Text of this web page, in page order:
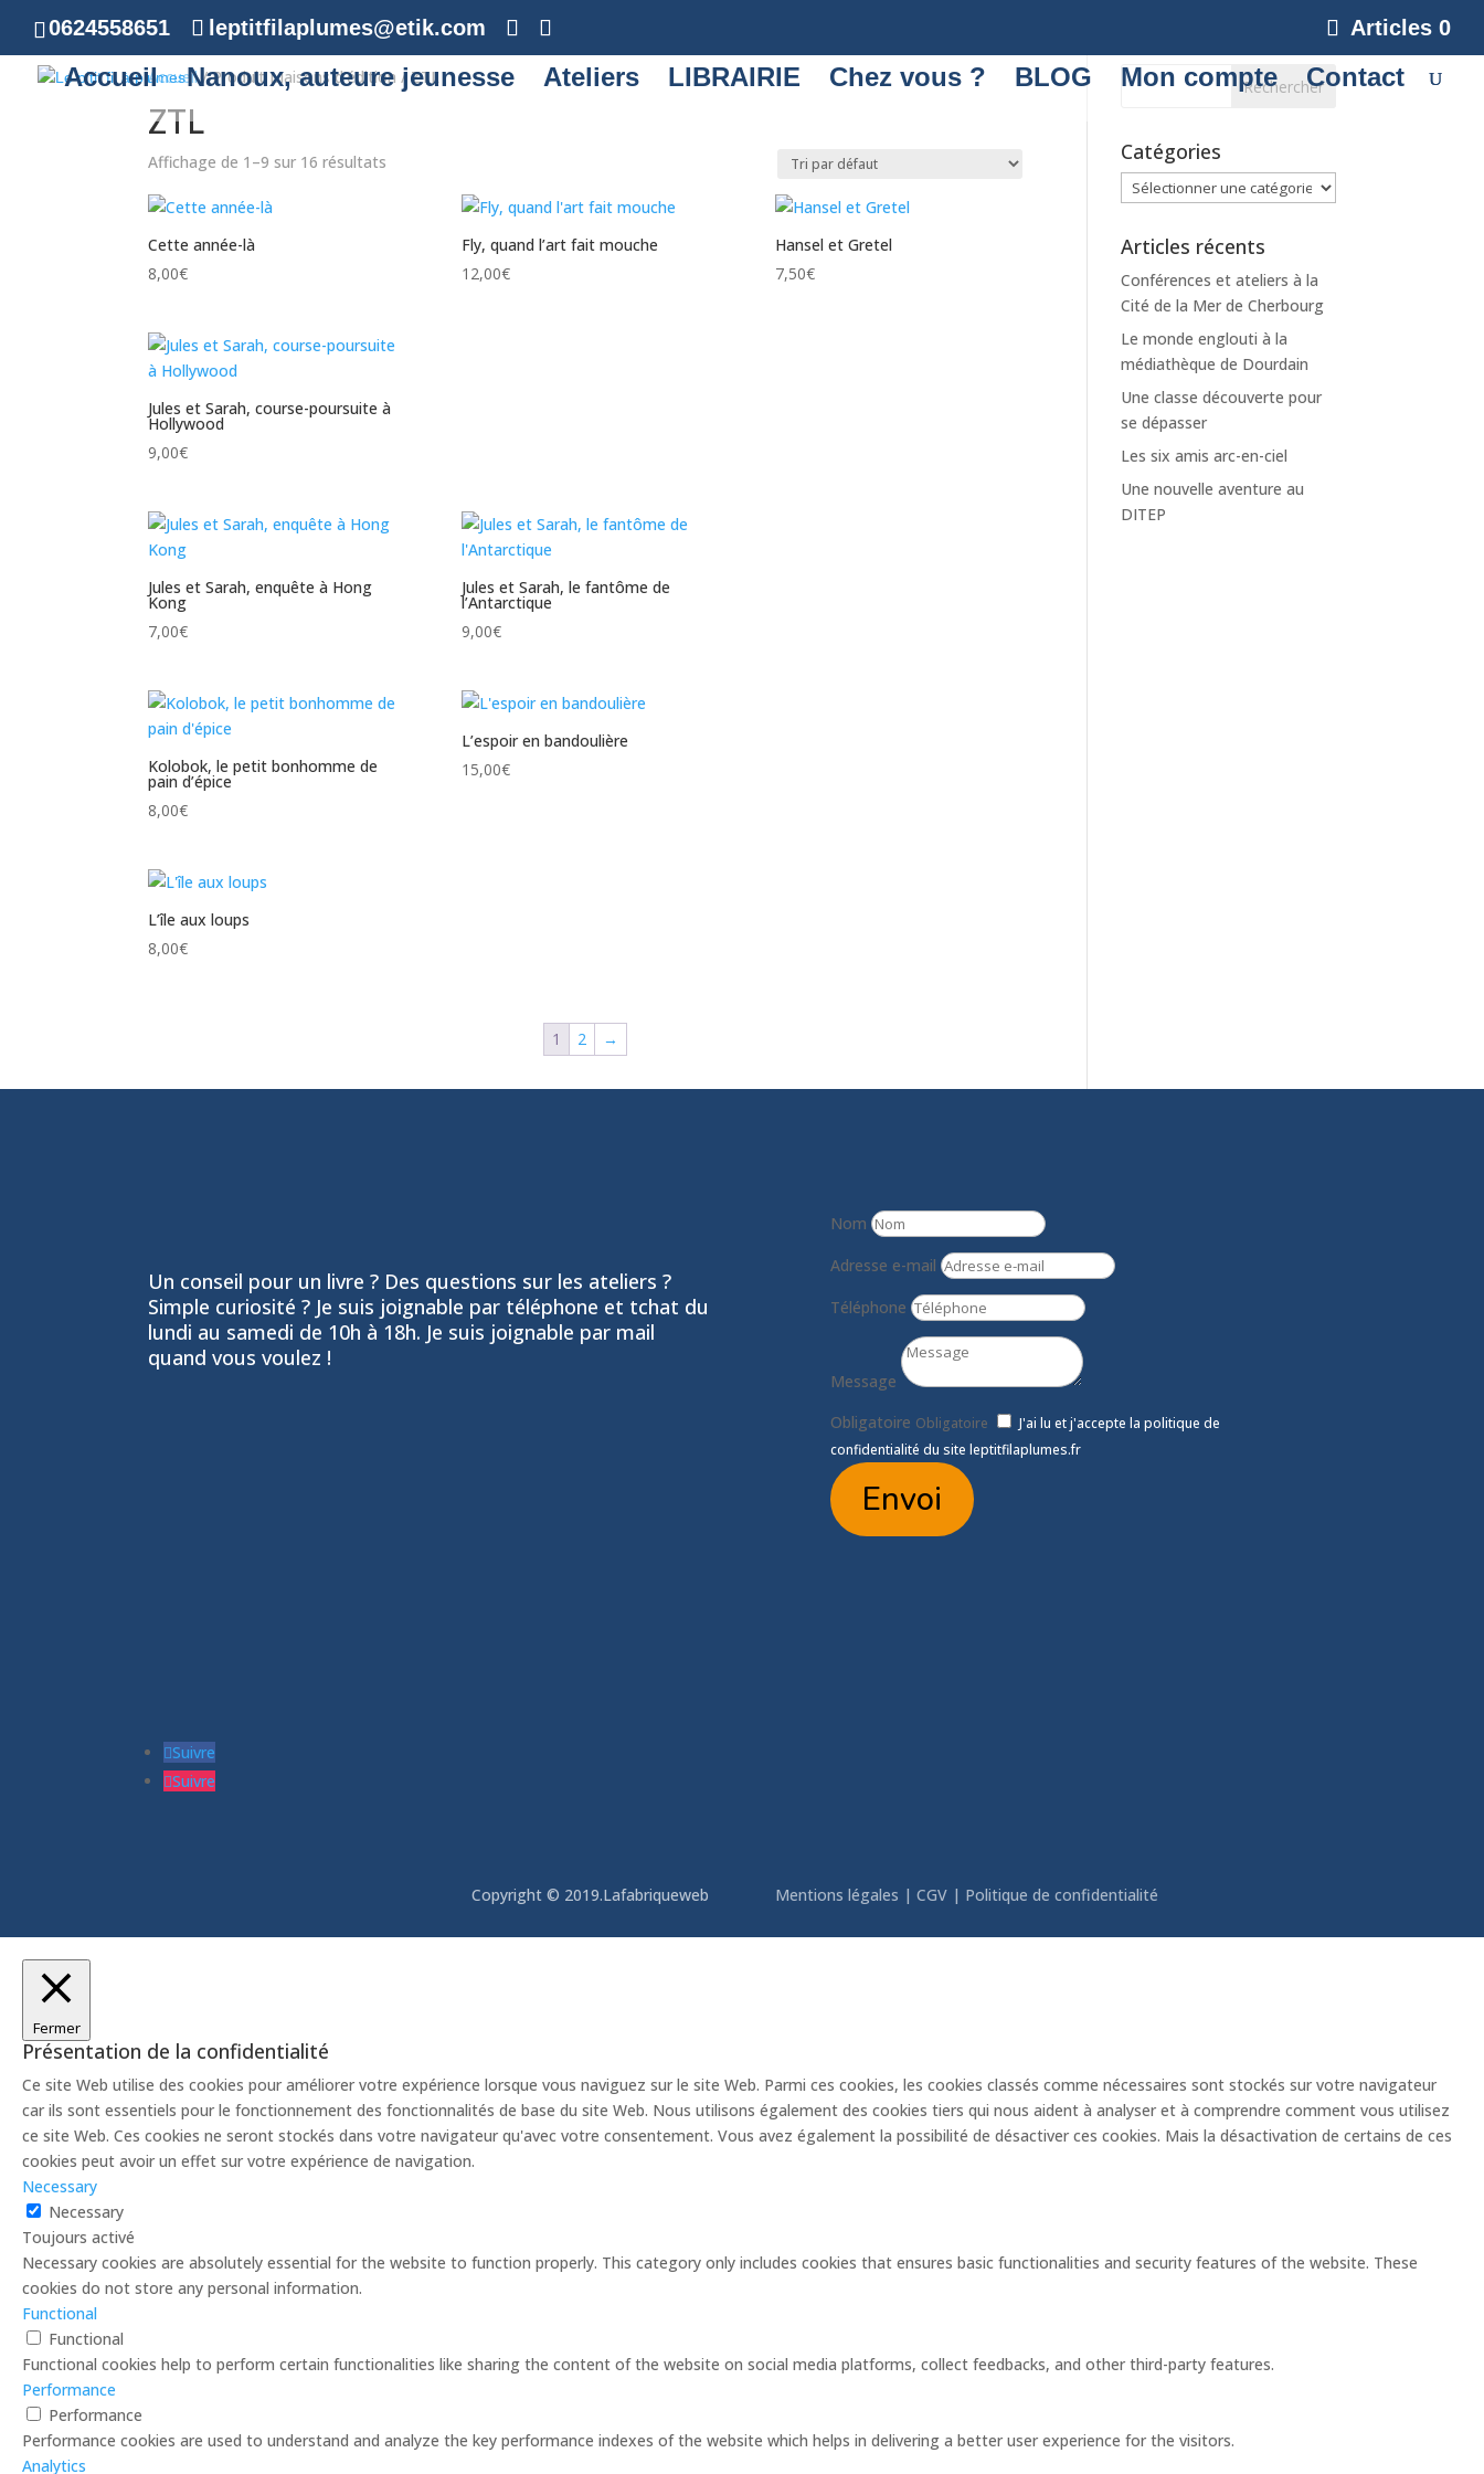
0624558651 leptitfilaplumes@etik.com Articles 0
Accueil Nanoux, auteure jeunesse Ateliers LIBRAIRIE Chez vous ? BLOG Mon compte Contact
Accueil/ Produit Maisons d'édition / ZTL
ZTL
Affichage de 1–9 sur 16 résultats
Cette année-là
8,00€
Fly, quand l’art fait mouche
12,00€
Hansel et Gretel
7,50€
Jules et Sarah, course-poursuite à
Hollywood
9,00€
Jules et Sarah, enquête à Hong
Kong
7,00€
Jules et Sarah, le fantôme de
l’Antarctique
9,00€
Kolobok, le petit bonhomme de
pain d’épice
8,00€
L’espoir en bandoulière
15,00€
L’île aux loups
8,00€
1 2 →
Catégories
Catégories
Articles récents
Conférences et ateliers à la
Cité de la Mer de Cherbourg
Le monde englouti à la
médiathèque de Dourdain
Une classe découverte pour
se dépasser
Les six amis arc-en-ciel
Une nouvelle aventure au
DITEP
Un conseil pour un livre ? Des questions sur les ateliers ?
Simple curiosité ? Je suis joignable par téléphone et tchat du
lundi au samedi de 10h à 18h. Je suis joignable par mail
quand vous voulez !
Suivre
Suivre
Nom
Adresse e-mail
Téléphone
Message
Obligatoire Obligatoire
J'ai lu et j'accepte la politique de
confidentialité du site leptitfilaplumes.fr
Envoi
Copyright © 2019.Lafabriqueweb Mentions légales | CGV| Politique de confidentialité
Fermer
Présentation de la confidentialité
Ce site Web utilise des cookies pour améliorer votre expérience lorsque vous naviguez sur le site Web. Parmi ces cookies, les cookies classés comme nécessaires sont stockés sur votre navigateur
car ils sont essentiels pour le fonctionnement des fonctionnalités de base du site Web. Nous utilisons également des cookies tiers qui nous aident à analyser et à comprendre comment vous utilisez
ce site Web. Ces cookies ne seront stockés dans votre navigateur qu'avec votre consentement. Vous avez également la possibilité de désactiver ces cookies. Mais la désactivation de certains de ces
cookies peut avoir un effet sur votre expérience de navigation.
Necessary
Necessary
Toujours activé
Necessary cookies are absolutely essential for the website to function properly. This category only includes cookies that ensures basic functionalities and security features of the website. These
cookies do not store any personal information.
Functional
Functional
Functional cookies help to perform certain functionalities like sharing the content of the website on social media platforms, collect feedbacks, and other third-party features.
Performance
Performance
Performance cookies are used to understand and analyze the key performance indexes of the website which helps in delivering a better user experience for the visitors.
Analytics